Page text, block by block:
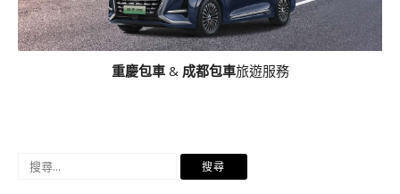
重慶包車& 成都包車旅遊服務
搜